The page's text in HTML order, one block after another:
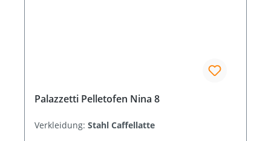
Palazzetti Pelletofen Nina 8
Verkleidung: Stahl Caffellatte